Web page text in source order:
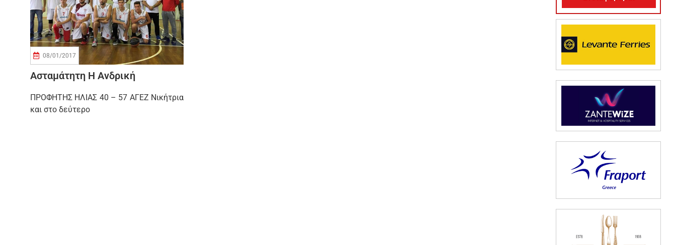
08/01/2017
Ασταμάτητη Η Ανδρική
ΠΡΟΦΗΤΗΣ ΗΛΙΑΣ 40 – 57 ΑΓΕΖ Νικήτρια
και στο δεύτερο